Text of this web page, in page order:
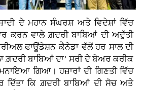
ਦੇ ਮਹਾਨ ਸੰਘਰਸ਼ ਅਤੇ ਵਿਦੇਸ਼ਾਂ ਵਿੱਚ
ਕਰਨ ਵਾਲੇ ਗ਼ਦਰੀ ਬਾਬਿਆਂ ਦੀ ਅਦੁੱਤੀ
ਫਾਊਂਡੇਸ਼ਨ ਕੈਨੇਡਾ ਵੱਲੋਂ ਹਰ ਸਾਲ ਦੀ
ਗ਼ਦਰੀ ਬਾਬਿਆਂ ਦਾ’ ਸਰੀ ਦੇ ਬੇਅਰ ਕਰੀਕ
ਗਿਆ। ਹਜ਼ਾਰਾਂ ਦੀ ਗਿਣਤੀ ਵਿੱਚ
ਦਿੱਤਾ ਕਿ ਗ਼ਦਰੀ ਬਾਬਿਆਂ ਦੀ ਸੋਚ ਅਤੇ